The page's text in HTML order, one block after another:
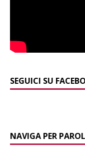
SEGUICI SU
NAVIGA PER